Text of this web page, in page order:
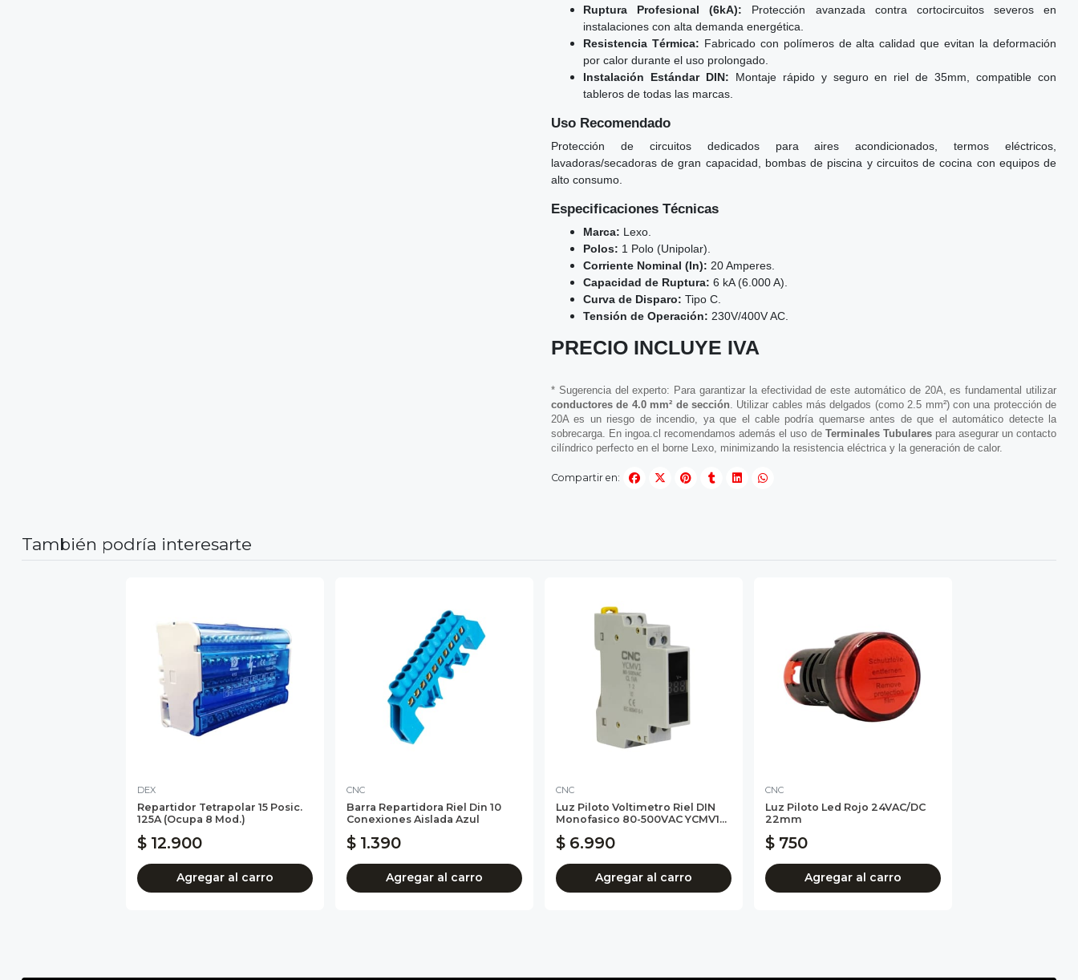
Ruptura Profesional (6kA): Protección avanzada contra cortocircuitos severos en
instalaciones con alta demanda energética.
Resistencia Térmica: Fabricado con polímeros de alta calidad que evitan la deformación
por calor durante el uso prolongado.
Instalación Estándar DIN: Montaje rápido y seguro en riel de 35mm, compatible con
tableros de todas las marcas.
Uso Recomendado
Protección de circuitos dedicados para aires acondicionados, termos eléctricos,
lavadoras/secadoras de gran capacidad, bombas de piscina y circuitos de cocina con equipos de
alto consumo.
Especificaciones Técnicas
Marca: Lexo.
Polos: 1 Polo (Unipolar).
Corriente Nominal (In): 20 Amperes.
Capacidad de Ruptura: 6 kA (6.000 A).
Curva de Disparo: Tipo C.
Tensión de Operación: 230V/400V AC.
PRECIO INCLUYE IVA
* Sugerencia del experto: Para garantizar la efectividad de este automático de 20A, es fundamental utilizar
conductores de 4.0 mm² de sección. Utilizar cables más delgados (como 2.5 mm²) con una protección de
20A es un riesgo de incendio, ya que el cable podría quemarse antes de que el automático detecte la
sobrecarga. En ingoa.cl recomendamos además el uso de Terminales Tubularespara asegurar un contacto
cilíndrico perfecto en el borne Lexo, minimizando la resistencia eléctrica y la generación de calor.
Compartir en:
También podría interesarte
DEX
Repartidor Tetrapolar 15 Posic.
125A (Ocupa 8 Mod.)
$ 12.900
Agregar al carro
CNC
Barra Repartidora Riel Din 10
Conexiones Aislada Azul
$ 1.390
Agregar al carro
CNC
Luz Piloto Voltimetro Riel DIN
Monofasico 80-500VAC YCMV1...
$ 6.990
Agregar al carro
CNC
Luz Piloto Led Rojo 24VAC/DC
22mm
$ 750
Agregar al carro